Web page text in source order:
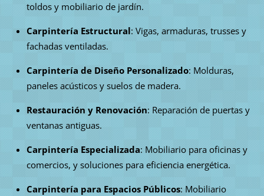
toldos y mobiliario de jardín.
Carpintería Estructural: Vigas, armaduras, trusses y
fachadas ventiladas.
Carpintería de Diseño Personalizado: Molduras,
paneles acústicos y suelos de madera.
Restauración y Renovación: Reparación de puertas y
ventanas antiguas.
Carpintería Especializada: Mobiliario para oficinas y
comercios, y soluciones para eficiencia energética.
Carpintería para Espacios Públicos: Mobiliario